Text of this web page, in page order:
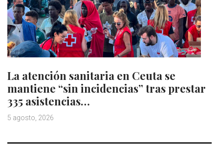
La atención sanitaria en Ceuta se
mantiene “sin incidencias” tras prestar
335 asistencias…
5 agosto, 2026